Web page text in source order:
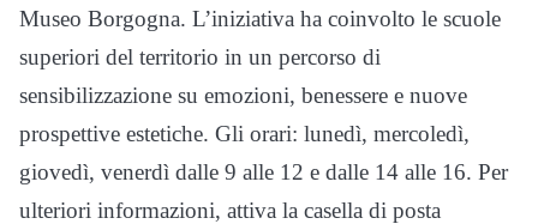
Museo Borgogna. L’iniziativa ha coinvolto le scuole
superiori del territorio in un percorso di
sensibilizzazione su emozioni, benessere e nuove
prospettive estetiche. Gli orari: lunedì, mercoledì,
giovedì, venerdì dalle 9 alle 12 e dalle 14 alle 16. Per
ulteriori informazioni, attiva la casella di posta